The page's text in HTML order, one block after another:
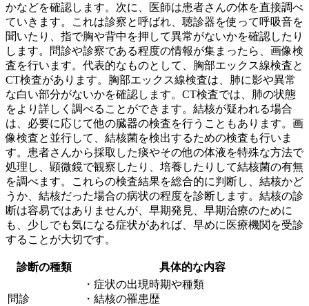
かなどを確認します。次に、
医師は患者さんの体を直接調べ
ていきます。これは診察と呼ばれ、聴診器を使って呼吸音を
聞いたり、指で胸や背中を押して異常がないかを確認したり
します。問診や診察である程度の情報が集まったら、 画像検
査を行います。代表的なものとして、胸部エックス線検査と
CT検査があります。胸部エックス線検査は、肺に影や異常
な白い部分がないかを確認します。CT検査では、肺の状態
をより詳しく調べることができます。結核が疑われる場合
は、必要に応じて他の臓器の検査を行うこともあります。画
像検査と並行して、 結核菌を検出するための検査 も行いま
す。患者さんから採取した痰やその他の体液を特殊な方法で
処理し、顕微鏡で観察したり、培養したりして結核菌の有無
を調べます。これらの検査結果を総合的に判断し、結核かど
うか、結核だった場合の病状の程度を診断します。結核の診
断は容易ではありませんが、早期発見、早期治療のために
も、少しでも気になる症状があれば、早めに医療機関を受診
することが大切です。
診断の種類 具体的な内容
問診
・症状の出現時期や種類
・結核の罹患歴